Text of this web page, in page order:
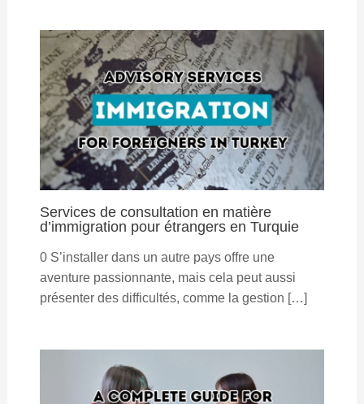
Services de consultation en matière
d’immigration pour étrangers en Turquie
0 S’installer dans un autre pays offre une
aventure passionnante, mais cela peut aussi
présenter des difficultés, comme la gestion […]